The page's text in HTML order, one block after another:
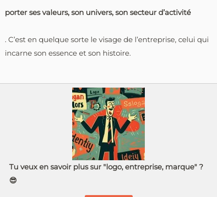
porter ses valeurs, son univers, son secteur d’activité
. C’est en quelque sorte le visage de l’entreprise, celui qui
incarne son essence et son histoire.
Tu veux en savoir plus sur "logo, entreprise, marque" ?
😎